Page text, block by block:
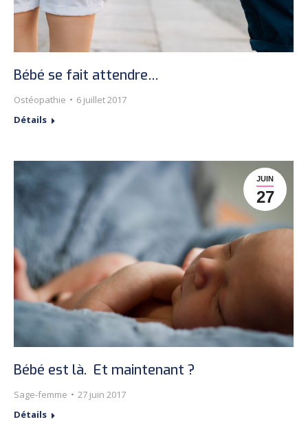
Bébé se fait attendre…
Ostéopathie
6 juillet 2017
Détails
JUIN
27
Bébé est là. Et maintenant ?
Sage-femme
27 juin 2017
Détails